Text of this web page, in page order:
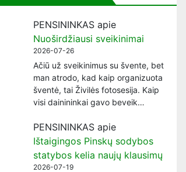
PENSININKAS apie
Nuoširdžiausi sveikinimai
2026-07-26
Ačiū už sveikinimus su švente, bet
man atrodo, kad kaip organizuota
šventė, tai Živilės fotosesija. Kaip
visi dainininkai gavo beveik…
PENSININKAS apie
Ištaigingos Pinskų sodybos
statybos kelia naujų klausimų
2026-07-19